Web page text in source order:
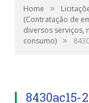
Home »
(Contratação de
diversos serviços,
consumo) »
8430ac15-